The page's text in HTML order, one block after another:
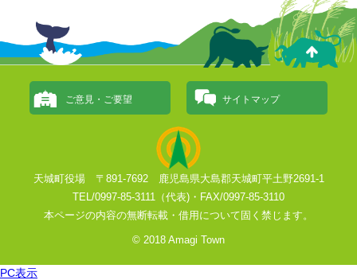
ご意見・ご要望 サイトマップ
天城町役場 〒891-7692 鹿児島県大島郡天城町平土野2691-1
TEL/0997-85-3111（代表)・FAX/0997-85-3110
本ページの内容の無断転載・借用について固く禁じます。
© 2018 Amagi Town
PC表示